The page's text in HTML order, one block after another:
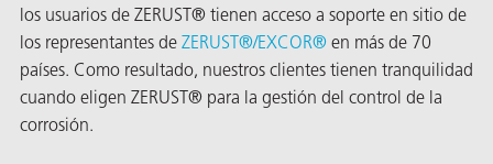
los usuarios de ZERUST® tienen acceso a soporte en sitio de
los representantes de ZERUST®/EXCOR® en más de 70
países. Como resultado, nuestros clientes tienen tranquilidad
cuando eligen ZERUST® para la gestión del control de la
corrosión.